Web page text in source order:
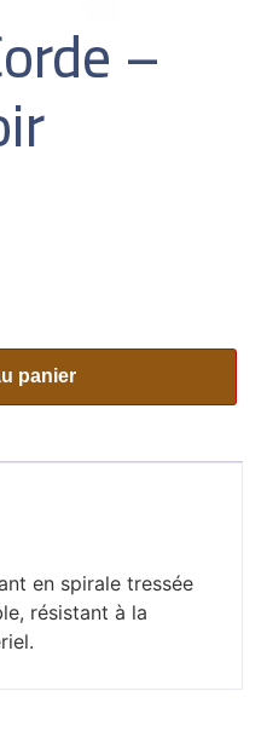
–
panier
en spirale tressée
résistant à la